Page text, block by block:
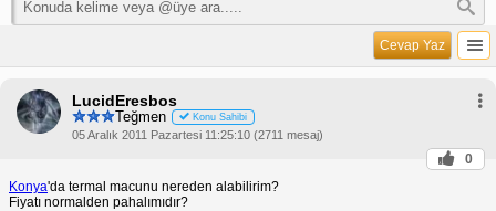
Cevap Yaz
LucidEresbos
Teğmen Konu Sahibi
05 Aralık 2011 Pazartesi 11:25:10 (2711 mesaj)
0
Konya'da termal macunu nereden alabilirim?
Fiyatı normalden pahalımıdır?